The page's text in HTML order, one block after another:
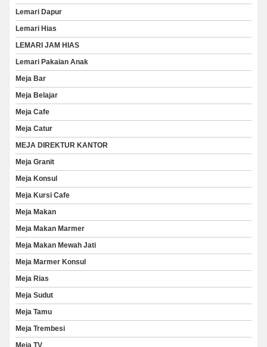
Lemari Dapur
Lemari Hias
LEMARI JAM HIAS
Lemari Pakaian Anak
Meja Bar
Meja Belajar
Meja Cafe
Meja Catur
MEJA DIREKTUR KANTOR
Meja Granit
Meja Konsul
Meja Kursi Cafe
Meja Makan
Meja Makan Marmer
Meja Makan Mewah Jati
Meja Marmer Konsul
Meja Rias
Meja Sudut
Meja Tamu
Meja Trembesi
Meja TV